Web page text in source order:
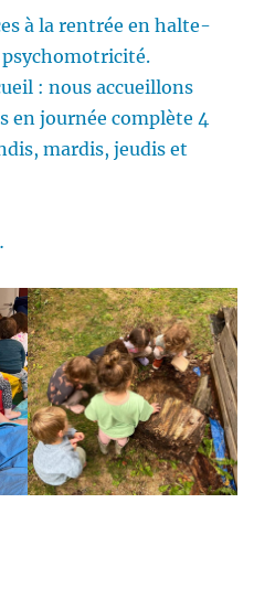
à la rentrée en halte-
psychomotricité.
: nous accueillons
en journée complète 4
mardis, jeudis et